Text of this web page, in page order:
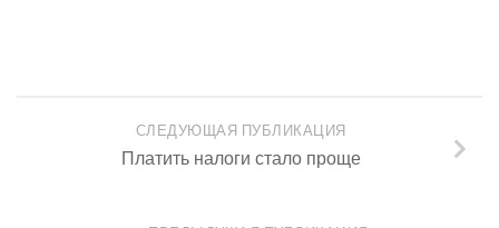
СЛЕДУЮЩАЯ ПУБЛИКАЦИЯ
Платить налоги стало проще